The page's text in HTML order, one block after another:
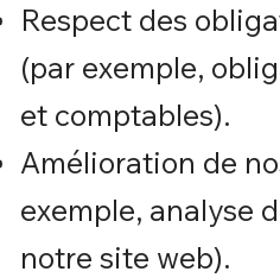
Respect des
(par exemple,
et comptables).
Amélioration de
exemple, analyse
notre site web).